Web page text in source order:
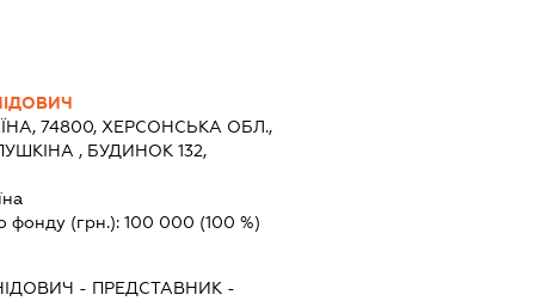
74800, ХЕРСОНСЬКА ОБЛ.,
, БУДИНОК 132,
фонду (грн.):100 000 (100 %)
- ПРЕДСТАВНИК -